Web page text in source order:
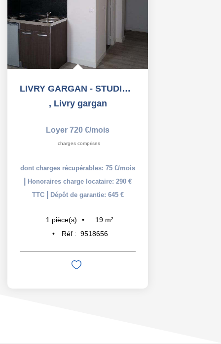
LIVRY GARGAN - STUDIO - 19.16 m2
, Livry gargan
Loyer 720 €/mois
charges comprises
dont charges récupérables: 75 €/mois
Honoraires charge locataire: 290 €
TTC
Dépôt de garantie: 645 €
1 pièce(s) 19 m²
Réf : 9518656